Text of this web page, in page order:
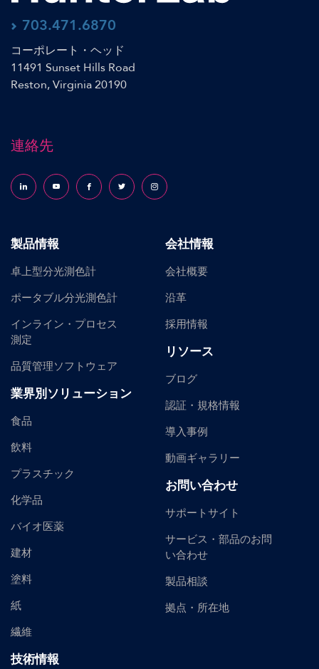
703.471.6870
コーポレート・ヘッド
11491 Sunset Hills Road
Reston, Virginia 20190
連絡先
Follow us on LinkedInFollow us on YouTubeFollow us on Facebook
Follow us on X (formerly Twitter)
Follow us on Instagram
製品情報
卓上型分光測色計
ポータブル分光測色計
インライン・プロセス
測定
品質管理ソフトウェア
業界別ソリューション
食品
飲料
プラスチック
化学品
バイオ医薬
建材
塗料
紙
繊維
技術情報
会社情報
会社概要
沿革
採用情報
リソース
ブログ
認証・規格情報
導入事例
動画ギャラリー
お問い合わせ
サポートサイト
サービス・部品のお問
い合わせ
製品相談
拠点・所在地